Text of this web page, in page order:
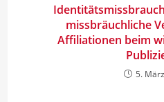
missbräuchliche
Affiliationen beim
5.